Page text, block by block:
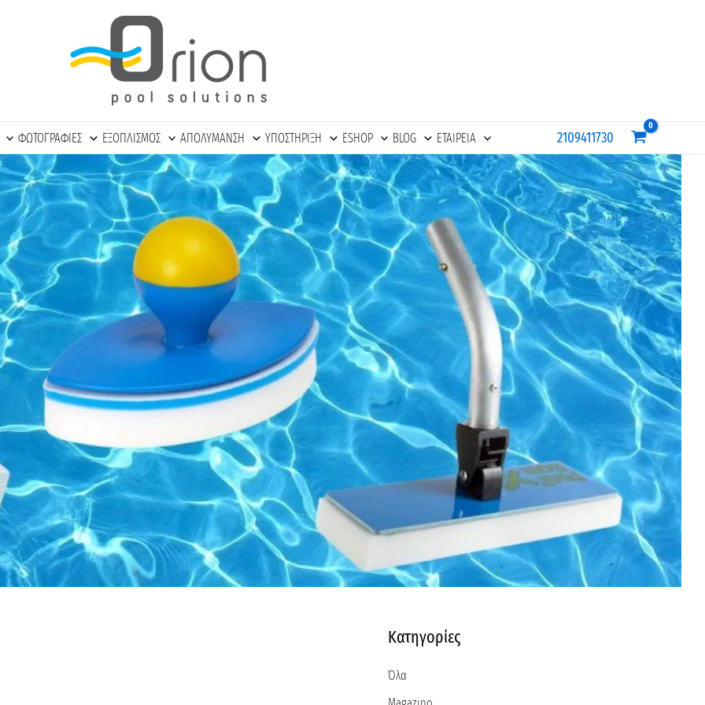
ΦΩΤΟΓΡΑΦΙΕΣ ΕΞΟΠΛΙΣΜΟΣ ΑΠΟΛΥΜΑΝΣΗ ΥΠΟΣΤΗΡΙΞΗ ESHOP BLOG ΕΤΑΙΡΕΙΑ 2109411730
Κατηγορίες
Όλα